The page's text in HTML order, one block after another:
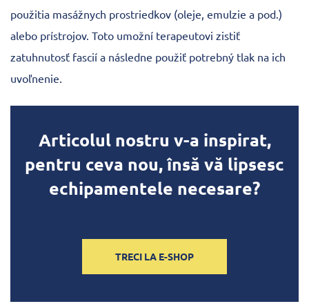
použitia masážnych prostriedkov (oleje, emulzie a pod.)
alebo prístrojov. Toto umožní terapeutovi zistiť
zatuhnutosť fascií a následne použiť potrebný tlak na ich
uvoľnenie.
Articolul nostru v-a inspirat,
pentru ceva nou, însă vă lipsesc
echipamentele necesare?
TRECI LA E-SHOP